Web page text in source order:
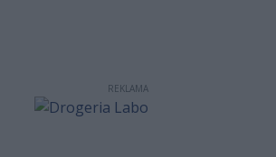
REKLAMA